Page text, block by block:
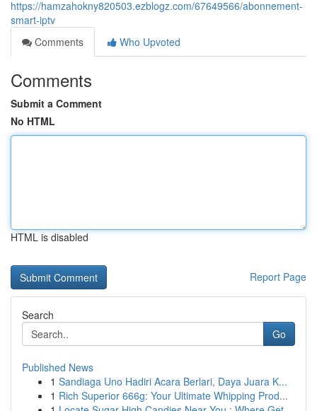
https://hamzahokny820503.ezblogz.com/67649566/abonnement-
smart-iptv
Comments
Who Upvoted
Comments
Submit a Comment
No HTML
HTML is disabled
Report Page
Search
Go
Published News
1 Sandiaga Uno Hadiri Acara Berlari, Daya Juara K...
1 Rich Superior 666g: Your Ultimate Whipping Prod...